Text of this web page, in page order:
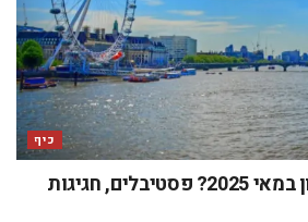
כיף
מה מחכה לכם בלונדון במאי 2025? פסטיבלים, חגיגות